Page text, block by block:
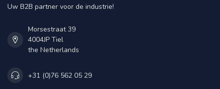
Uw B2B partner voor de industrie!
Morsestraat 39
4004JP Tiel
the Netherlands
+31 (0)76 562 05 29